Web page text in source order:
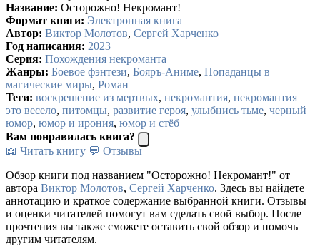
Название: Осторожно! Некромант!
Формат книги: Электронная книга
Автор: Виктор Молотов, Сергей Харченко
Год написания: 2023
Серия: Похождения некроманта
Жанры: Боевое фэнтези, Бояръ-Аниме, Попаданцы в
магические миры, Роман
Теги: воскрешение из мертвых, некромантия, некромантия
это весело, питомцы, развитие героя, улыбнись тьме, черный
юмор, юмор и ирония, юмор и стёб
Вам понравилась книга?
📖 Читать книгу 💬 Отзывы
Обзор книги под названием "Осторожно! Некромант!" от
автора Виктор Молотов, Сергей Харченко. Здесь вы найдете
аннотацию и краткое содержание выбранной книги. Отзывы
и оценки читателей помогут вам сделать свой выбор. После
прочтения вы также сможете оставить свой обзор и помочь
другим читателям.